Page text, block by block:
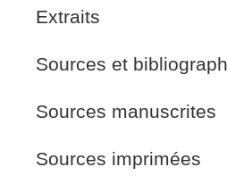
Extraits
Sources et
Sources manuscrites
Sources imprimées